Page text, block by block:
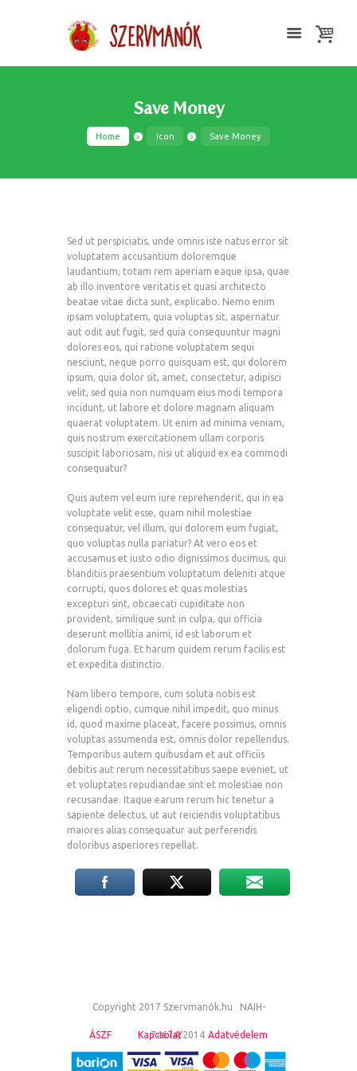
Save Money
Home Icon Save Money
Sed ut perspiciatis, unde omnis iste natus error sit
voluptatem accusantium doloremque
laudantium, totam rem aperiam eaque ipsa, quae
ab illo inventore veritatis et quasi architecto
beatae vitae dicta sunt, explicabo. Nemo enim
ipsam voluptatem, quia voluptas sit, aspernatur
aut odit aut fugit, sed quia consequuntur magni
dolores eos, qui ratione voluptatem sequi
nesciunt, neque porro quisquam est, qui dolorem
ipsum, quia dolor sit, amet, consectetur, adipisci
velit, sed quia non numquam eius modi tempora
incidunt, ut labore et dolore magnam aliquam
quaerat voluptatem. Ut enim ad minima veniam,
quis nostrum exercitationem ullam corporis
suscipit laboriosam, nisi ut aliquid ex ea commodi
consequatur?
Quis autem vel eum iure reprehenderit, qui in ea
voluptate velit esse, quam nihil molestiae
consequatur, vel illum, qui dolorem eum fugiat,
quo voluptas nulla pariatur? At vero eos et
accusamus et iusto odio dignissimos ducimus, qui
blanditiis praesentium voluptatum deleniti atque
corrupti, quos dolores et quas molestias
excepturi sint, obcaecati cupiditate non
provident, similique sunt in culpa, qui officia
deserunt mollitia animi, id est laborum et
dolorum fuga. Et harum quidem rerum facilis est
et expedita distinctio.
Nam libero tempore, cum soluta nobis est
eligendi optio, cumque nihil impedit, quo minus
id, quod maxime placeat, facere possimus, omnis
voluptas assumenda est, omnis dolor repellendus.
Temporibus autem quibusdam et aut officiis
debitis aut rerum necessitatibus saepe eveniet, ut
et voluptates repudiandae sint et molestiae non
recusandae. Itaque earum rerum hic tenetur a
sapiente delectus, ut aut reiciendis voluptatibus
maiores alias consequatur aut perferendis
doloribus asperiores repellat.
Copyright 2017 Szervmanók.hu NAIH-
74674/2014
ÁSZF Kapcsolat Adatvédelem